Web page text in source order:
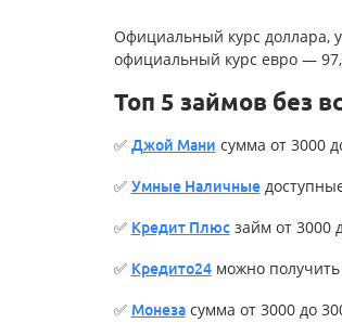
Официальный курс доллара,
официальный курс евро —
Топ 5 займов без
✅ Джой Мани сумма от 3000
✅ Умные Наличные
✅ Кредит Плюсзайм от 3000
✅ Кредито24можно получить
✅ Монезасумма от 3000 до